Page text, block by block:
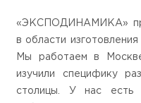
«ЭКСПОДИНАМИКА»
в области
Мы работаем в
изучили специфику
столицы. У нас есть